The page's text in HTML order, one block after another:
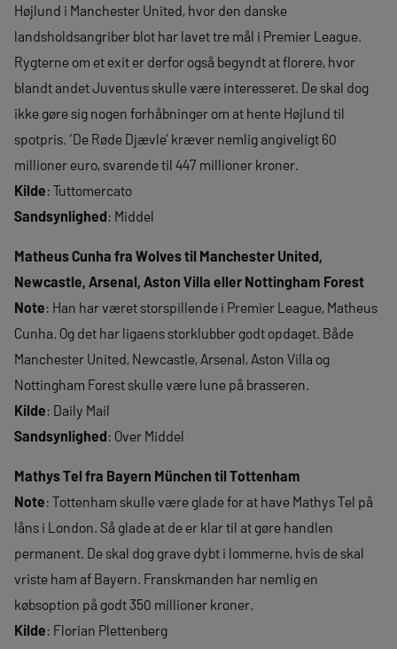
Højlund i Manchester United, hvor den danske
landsholdsangriber blot har lavet tre mål i Premier League.
Rygterne om et exit er derfor også begyndt at florere, hvor
blandt andet Juventus skulle være interesseret. De skal dog
ikke gøre sig nogen forhåbninger om at hente Højlund til
spotpris. ‘De Røde Djævle’ kræver nemlig angiveligt 60
millioner euro, svarende til 447 millioner kroner.
Kilde: Tuttomercato
Sandsynlighed: Middel
Matheus Cunha fra Wolves til Manchester United,
Newcastle, Arsenal, Aston Villa eller Nottingham Forest
Note: Han har været storspillende i Premier League, Matheus
Cunha. Og det har ligaens storklubber godt opdaget. Både
Manchester United, Newcastle, Arsenal, Aston Villa og
Nottingham Forest skulle være lune på brasseren.
Kilde: Daily Mail
Sandsynlighed: Over Middel
Mathys Tel fra Bayern München til Tottenham
Note: Tottenham skulle være glade for at have Mathys Tel på
låns i London. Så glade at de er klar til at gøre handlen
permanent. De skal dog grave dybt i lommerne, hvis de skal
vriste ham af Bayern. Franskmanden har nemlig en
købsoption på godt 350 millioner kroner.
Kilde: Florian Plettenberg